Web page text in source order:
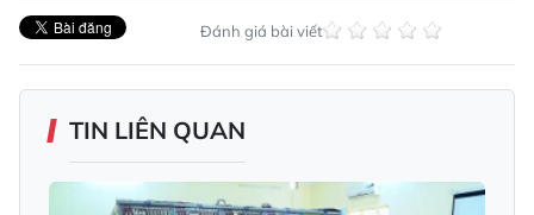
Đánh giá bài viết
TIN LIÊN QUAN